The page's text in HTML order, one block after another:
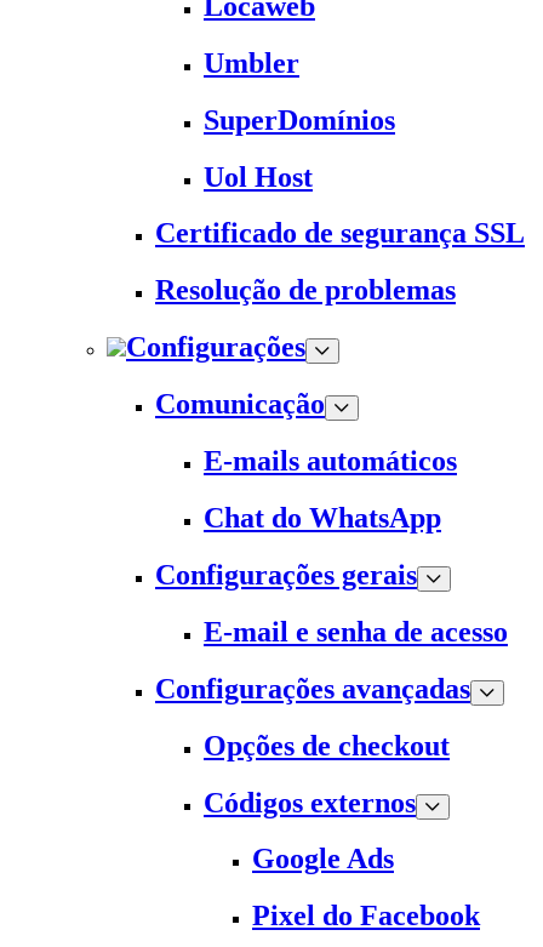
Umbler
SuperDomínios
Uol Host
Certificado de segurança SSL
Resolução de problemas
Configurações
Comunicação
E-mails automáticos
Chat do WhatsApp
Configurações gerais
E-mail e senha de acesso
Configurações avançadas
Opções de checkout
Códigos externos
Google Ads
Pixel do Facebook